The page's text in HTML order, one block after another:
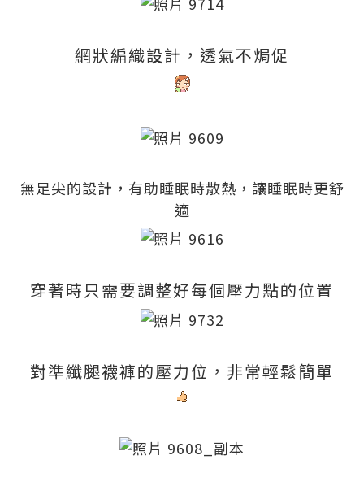
網狀編織設計，透氣不焗促
無足尖的設計，有助睡眠時散熱，讓睡眠時更舒
適
穿著時只需要調整好每個壓力點的位置
對準纖腿襪褲的壓力位，非常輕鬆簡單